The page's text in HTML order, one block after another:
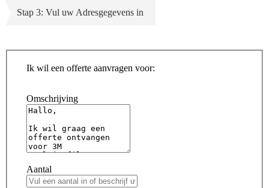
Stap 3: Vul uw Adresgegevens in
Ik wil een offerte aanvragen voor:
Omschrijving
Aantal